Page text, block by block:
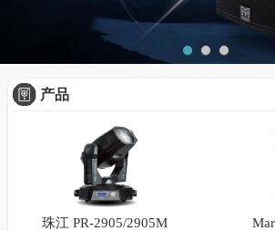
产品
珠江 PR-2905/2905M